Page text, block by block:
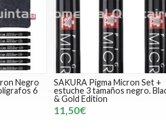
Negro
6
SAKURA Pigma Micron Set +
estuche 3 tamaños negro.
& Gold Edition
11,50€